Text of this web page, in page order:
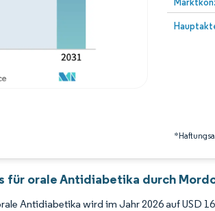
Bild ©
für orale Antidiabetika durch
Antidiabetika wird im Jahr 2026 auf USD